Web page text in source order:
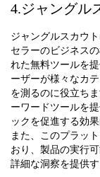
4.ジャングル
ジャングルスカウ
セラーのビジネス
れた無料ツールを提
ーザーが様々なカ
を測るのに役立ち
ーワードツールを
ックを促進する効
また、このプラッ
おり、製品の実行
詳細な洞察を提供す